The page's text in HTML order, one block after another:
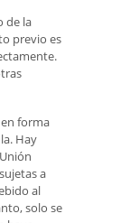
de la
previo es
forma
Hay
a
al
solo se